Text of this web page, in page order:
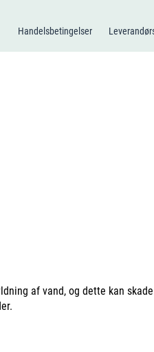
Handelsbetingelser
af vand, og dette kan